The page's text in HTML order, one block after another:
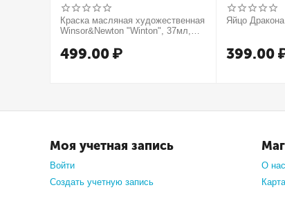
Краска масляная художественная
Winsor&Newton "Winton", 37мл,
499.00 ₽
Яйцо
399.00
Моя учетная запись
Войти
Создать учетную запись
О нас